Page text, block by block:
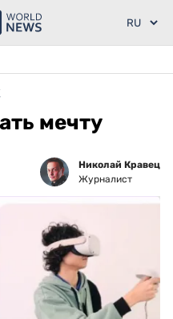
мечту
Николай Кравец
Журналист